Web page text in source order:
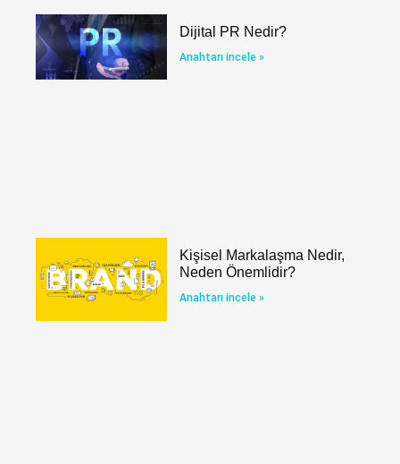
Dijital PR Nedir?
Anahtarı incele »
Kişisel Markalaşma Nedir,
Neden Önemlidir?
Anahtarı incele »